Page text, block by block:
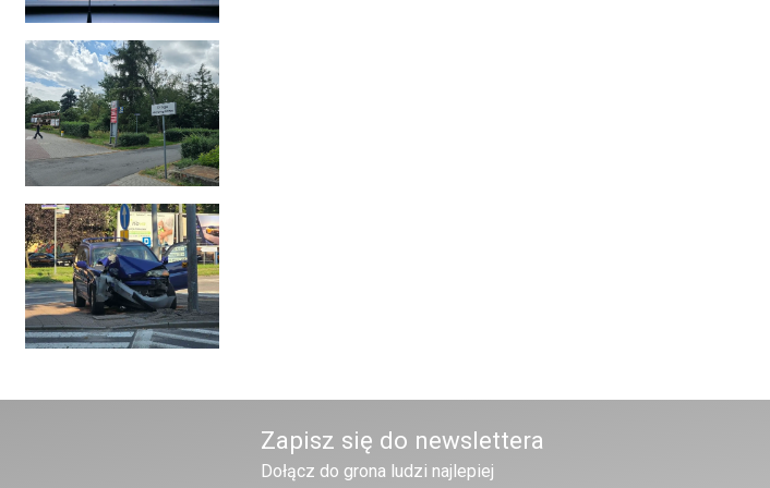
Zapisz się do newslettera
Dołącz do grona ludzi najlepiej